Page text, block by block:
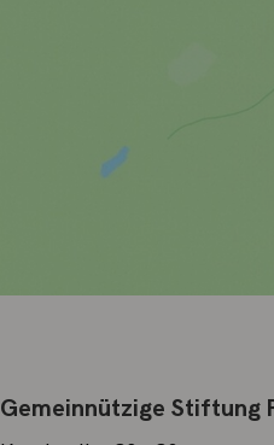
Gemeinnützige Stiftung